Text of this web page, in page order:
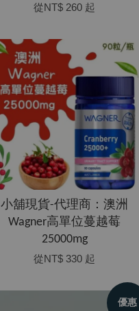
從NT$ 260 起
小舖現貨-代理商：澳洲
Wagner高單位蔓越莓
25000mg
從NT$ 330 起
優惠